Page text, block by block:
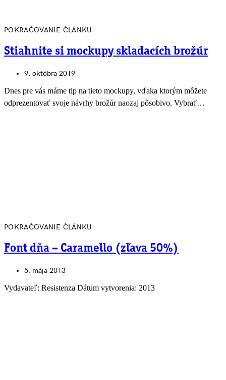
POKRAČOVANIE ČLÁNKU
Stiahnite si mockupy skladacích brožúr
9. októbra 2019
Dnes pre vás máme tip na tieto mockupy, vďaka ktorým môžete
odprezentovať svoje návrhy brožúr naozaj pôsobivo. Vybrať…
POKRAČOVANIE ČLÁNKU
Font dňa – Caramello (zľava 50%)
5. mája 2013
Vydavateľ: Resistenza Dátum vytvorenia: 2013